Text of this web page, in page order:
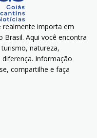
realmente importa em
Brasil. Aqui você encontra
natureza,
Informação
compartilhe e faça